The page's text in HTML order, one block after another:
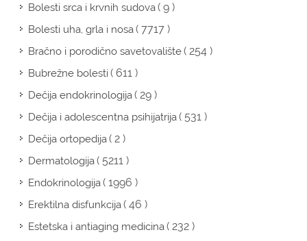
Bolesti srca i krvnih sudova( 9 )
Bolesti uha, grla i nosa( 7717 )
Bračno i porodično savetovalište( 254 )
Bubrežne bolesti( 611 )
Dečija endokrinologija( 29 )
Dečija i adolescentna psihijatrija( 531 )
Dečija ortopedija( 2 )
Dermatologija( 5211 )
Endokrinologija( 1996 )
Erektilna disfunkcija( 46 )
Estetska i antiaging medicina( 232 )